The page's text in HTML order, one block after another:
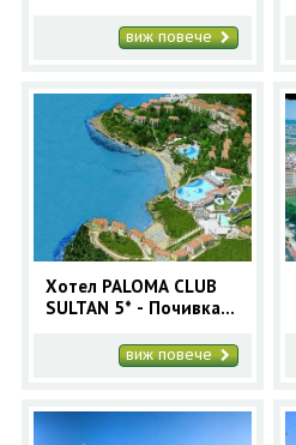
автобус 7 нощувки
Лято 2026
виж повече
Хотел PALOMA CLUB
SULTAN 5* - Почивка
нощувки Лято 2026
виж повече